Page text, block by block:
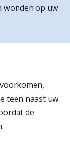
wonden op uw
teen naast uw
de